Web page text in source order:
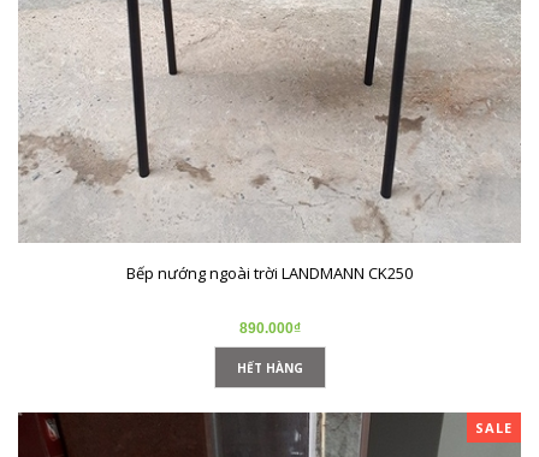
Bếp nướng ngoài trời LANDMANN CK250
890.000₫
HẾT HÀNG
SALE